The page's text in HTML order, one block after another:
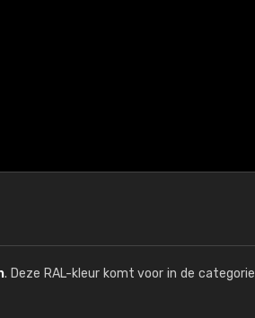
. Deze RAL-kleur komt voor in de categorie